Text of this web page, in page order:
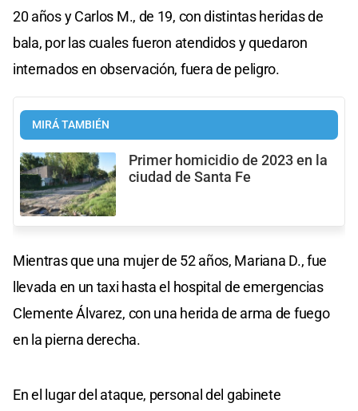
20 años y Carlos M., de 19, con distintas heridas de
bala, por las cuales fueron atendidos y quedaron
internados en observación, fuera de peligro.
MIRÁ TAMBIÉN
Primer homicidio de 2023 en la
ciudad de Santa Fe
Mientras que una mujer de 52 años, Mariana D., fue
llevada en un taxi hasta el hospital de emergencias
Clemente Álvarez, con una herida de arma de fuego
en la pierna derecha.
En el lugar del ataque, personal del gabinete